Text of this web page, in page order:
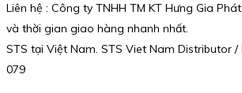
Liên hệ : Công ty TNHH TM KT Hưng Gia
và thời gian giao hàng nhanh nhất.
STS tại Việt Nam. STS Viet Nam Distributor /
079